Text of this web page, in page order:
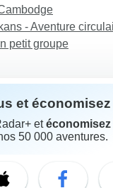
- Aventure
petit groupe
et économisez
etéconomisez
50 000 aventures.